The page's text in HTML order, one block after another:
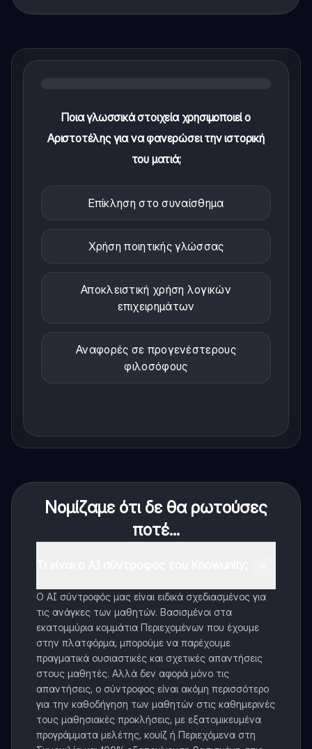
Ποια γλωσσικά στοιχεία χρησιμοποιεί ο
Αριστοτέλης για να φανερώσει την ιστορική
του ματιά;
Επίκληση στο συναίσθημα
Χρήση ποιητικής γλώσσας
Αποκλειστική χρήση λογικών
επιχειρημάτων
Αναφορές σε προγενέστερους
φιλοσόφους
Νομίζαμε ότι δε θα ρωτούσες
ποτέ...
Ο AI σύντροφός μας είναι ειδικά σχεδιασμένος για
τις ανάγκες των μαθητών. Βασισμένοι στα
εκατομμύρια κομμάτια Περιεχομένων που έχουμε
στην πλατφόρμα, μπορούμε να παρέχουμε
πραγματικά ουσιαστικές και σχετικές απαντήσεις
στους μαθητές. Αλλά δεν αφορά μόνο τις
απαντήσεις, ο σύντροφος είναι ακόμη περισσότερο
για την καθοδήγηση των μαθητών στις καθημερινές
τους μαθησιακές προκλήσεις, με εξατομικευμένα
προγράμματα μελέτης, κουίζ ή Περιεχόμενα στη